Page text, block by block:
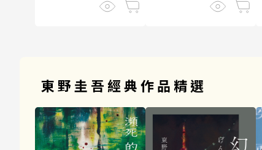
東野圭吾經典作品精選